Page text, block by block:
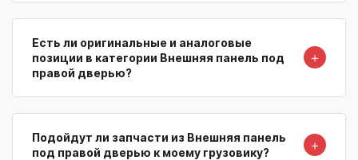
Есть ли оригинальные и аналоговые
позиции в категории Внешняя панель под
правой дверью?
＋
Подойдут ли запчасти из Внешняя панель
под правой дверью к моему грузовику?
＋